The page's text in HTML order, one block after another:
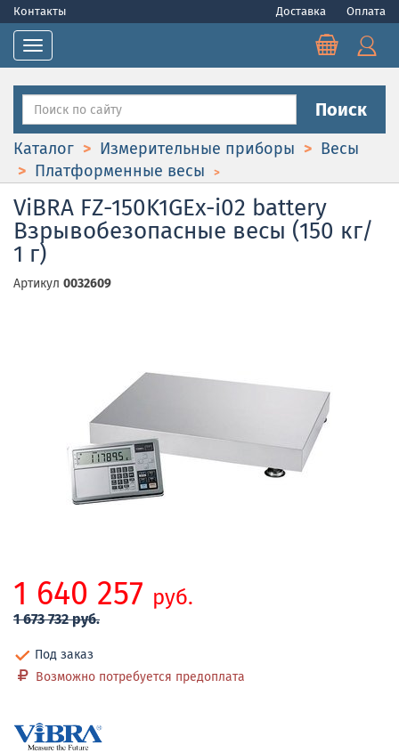
Контакты Доставка Оплата
Toggle navigation
Поиск
Каталог Измерительные приборы
Весы
Платформенные весы
ViBRA FZ-150K1GEx-i02 battery
Взрывобезопасные весы (150 кг/
1 г)
Артикул 0032609
1 640 257 руб.
1 673 732 руб.
Под заказ
Возможно потребуется предоплата